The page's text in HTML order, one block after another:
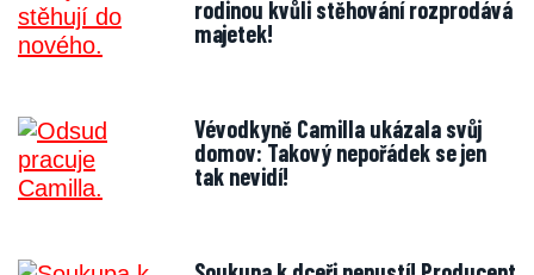
rodinou kvůli stěhování rozprodává
majetek!
Vévodkyně Camilla ukázala svůj
domov: Takový nepořádek se jen
tak nevidí!